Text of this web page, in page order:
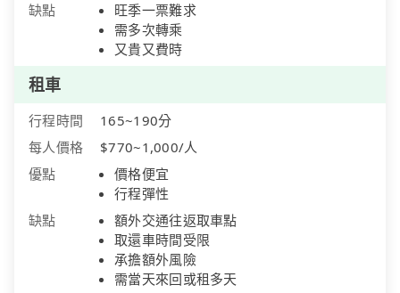
缺點
旺季一票難求
需多次轉乘
又貴又費時
租車
行程時間
165~190分
每人價格
$770~1,000/人
優點
價格便宜
行程彈性
缺點
額外交通往返取車點
取還車時間受限
承擔額外風險
需當天來回或租多天